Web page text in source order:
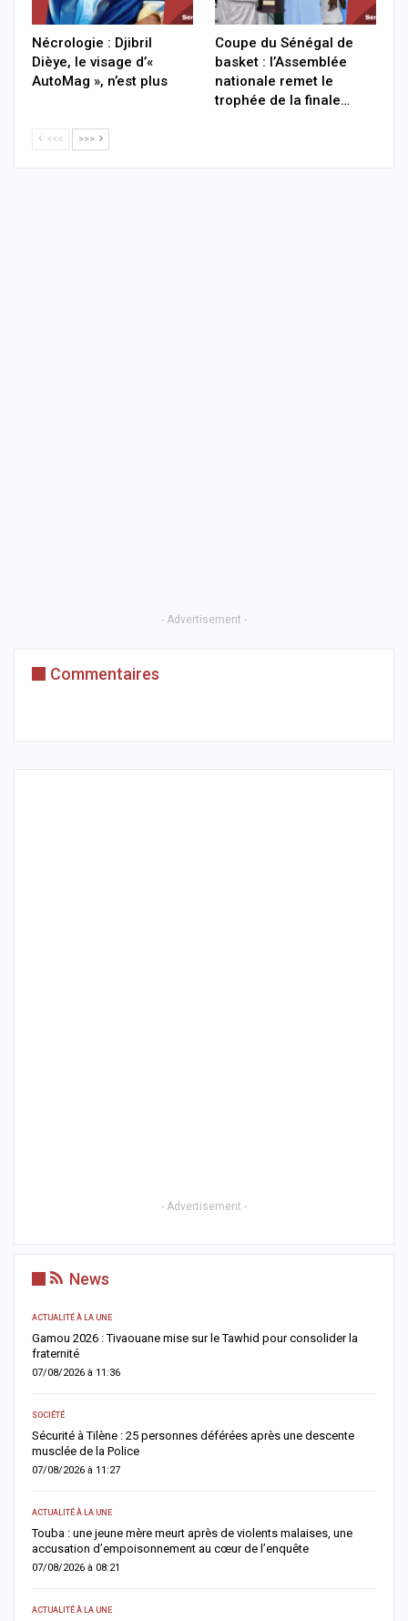
Nécrologie : Djibril
Dièye, le visage d’«
AutoMag », n’est plus
Coupe du Sénégal de
basket : l’Assemblée
nationale remet le
trophée de la finale…
<<< >>>
- Advertisement -
Commentaires
- Advertisement -
News
ACTUALITÉ À LA UNE
Gamou 2026 : Tivaouane mise sur le Tawhid pour consolider la
fraternité
07/08/2026 à 11:36
SOCIÉTÉ
Sécurité à Tilène : 25 personnes déférées après une descente
musclée de la Police
07/08/2026 à 11:27
ACTUALITÉ À LA UNE
Touba : une jeune mère meurt après de violents malaises, une
accusation d’empoisonnement au cœur de l’enquête
07/08/2026 à 08:21
ACTUALITÉ À LA UNE